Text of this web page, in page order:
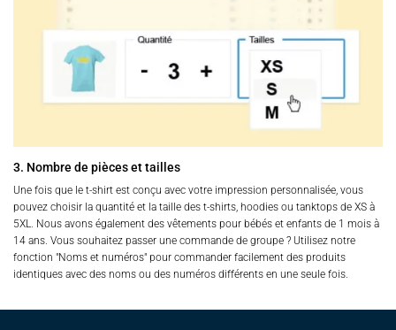
3. Nombre de pièces et tailles
Une fois que le t-shirt est conçu avec votre impression personnalisée, vous
pouvez choisir la quantité et la taille des t-shirts, hoodies ou tanktops de XS à
5XL. Nous avons également des vêtements pour bébés et enfants de 1 mois à
14 ans. Vous souhaitez passer une commande de groupe ? Utilisez notre
fonction "Noms et numéros" pour commander facilement des produits
identiques avec des noms ou des numéros différents en une seule fois.